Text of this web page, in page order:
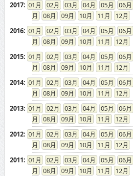
2017: 01 02 03 04 05 06
08
09 10 11
12
2016: 01 02 03 04 05 06
08
09 10 11
12
2015: 01 02 03 04 05 06
08
09 10 11
12
2014: 01 02 03 04 05 06
08
09 10 11
12
2013: 01 02 03 04 05 06
08
09 10 11
12
2012: 01 02 03 04 05 06
08
09 10 11
12
2011: 01 02 03 04 05 06
08
09 10 11
12